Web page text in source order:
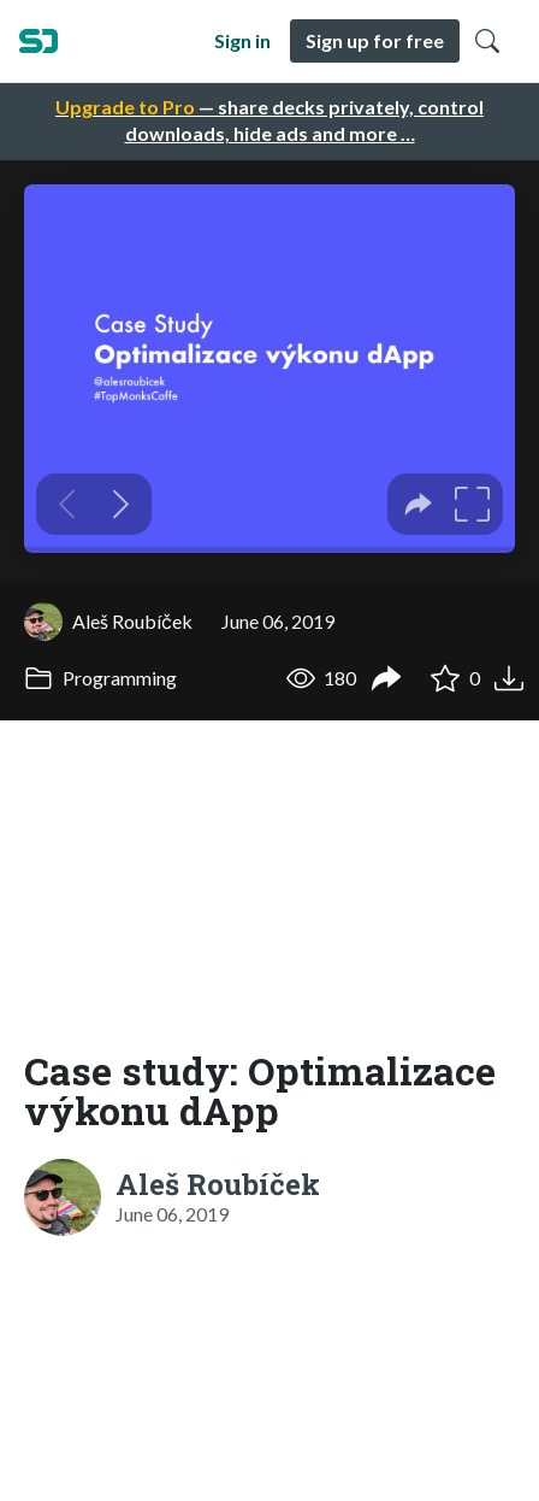
Upgrade to Pro — share decks privately, control
downloads, hide ads and more …
Sign in Sign up for free
Aleš Roubíček June 06, 2019
Programming 180 0
Case study: Optimalizace
výkonu dApp
Aleš Roubíček
June 06, 2019